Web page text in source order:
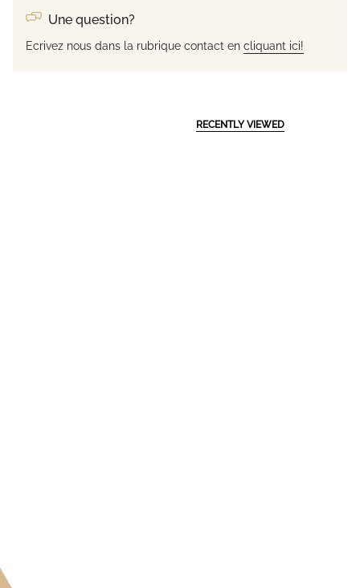
Une question?
Ecrivez nous dans la rubrique contact en cliquant ici!
RECENTLY VIEWED